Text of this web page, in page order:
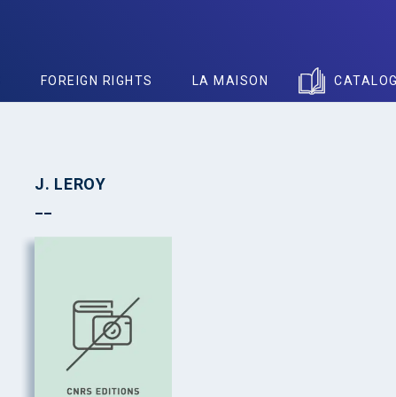
FOREIGN RIGHTS LA MAISON
J. LEROY